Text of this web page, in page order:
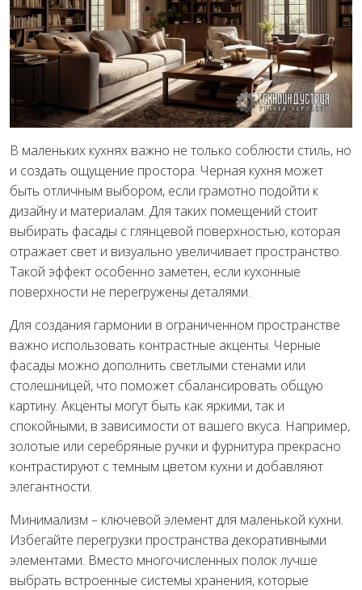
В маленьких кухнях важно не только соблюсти стиль, но
и создать ощущение простора. Черная кухня может
быть отличным выбором, если грамотно подойти к
дизайну и материалам. Для таких помещений стоит
выбирать фасады с глянцевой поверхностью, которая
отражает свет и визуально увеличивает пространство.
Такой эффект особенно заметен, если кухонные
поверхности не перегружены деталями.
Для создания гармонии в ограниченном пространстве
важно использовать контрастные акценты. Черные
фасады можно дополнить светлыми стенами или
столешницей, что поможет сбалансировать общую
картину. Акценты могут быть как яркими, так и
спокойными, в зависимости от вашего вкуса. Например,
золотые или серебряные ручки и фурнитура прекрасно
контрастируют с темным цветом кухни и добавляют
элегантности.
Минимализм – ключевой элемент для маленькой кухни.
Избегайте перегрузки пространства декоративными
элементами. Вместо многочисленных полок лучше
выбрать встроенные системы хранения, которые